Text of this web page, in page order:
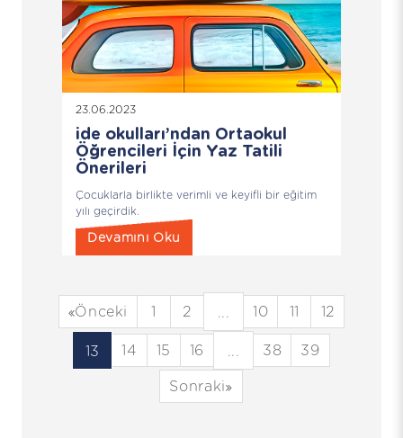
23.06.2023
ide okulları’ndan Ortaokul
Öğrencileri İçin Yaz Tatili
Önerileri
Çocuklarla birlikte verimli ve keyifli bir eğitim
yılı geçirdik.
Devamını Oku
Önceki 1 2 ... 10 11 12
13 14 15 16 ... 38 39
Sonraki